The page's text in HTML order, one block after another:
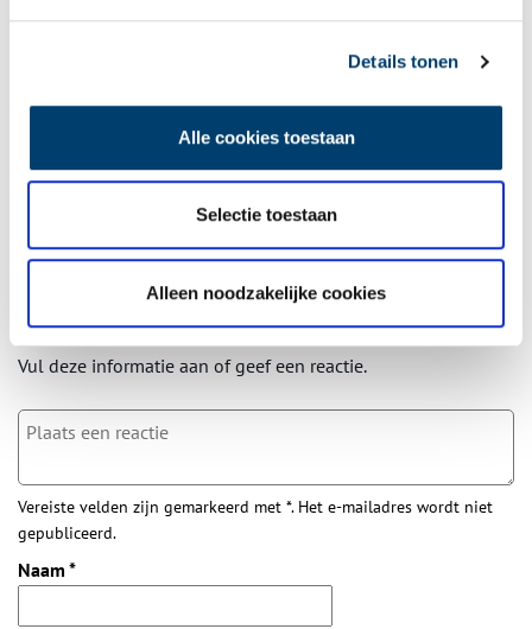
Details tonen
Alle cookies toestaan
Selectie toestaan
Alleen noodzakelijke cookies
Ontvang de nieuwsbrief
Wilt u op de hoogte blijven van de mooiste verhalen en het
Aanvullingen
Vul deze informatie aan of geef een reactie.
Vereiste velden zijn gemarkeerd met *. Het e-mailadres wordt niet
gepubliceerd.
Naam *